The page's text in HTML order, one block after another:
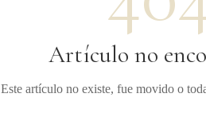
Artículo no
Este artículo no existe, fue movido o